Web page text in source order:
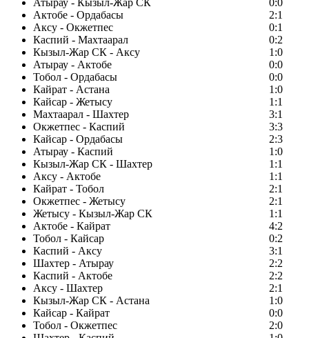
Атырау - Кызыл-Жар СК
0:0
Актобе - Ордабасы
2:1
Аксу - Окжетпес
0:1
Каспий - Махтаарал
0:2
Кызыл-Жар СК - Аксу
1:0
Атырау - Актобе
0:0
Тобол - Ордабасы
0:0
Кайрат - Астана
1:0
Кайсар - Жетысу
1:1
Махтаарал - Шахтер
3:1
Окжетпес - Каспий
3:3
Кайсар - Ордабасы
2:3
Атырау - Каспий
1:0
Кызыл-Жар СК - Шахтер
1:1
Аксу - Актобе
1:1
Кайрат - Тобол
2:1
Окжетпес - Жетысу
2:1
Жетысу - Кызыл-Жар СК
1:1
Актобе - Кайрат
4:2
Тобол - Кайсар
0:2
Каспий - Аксу
3:1
Шахтер - Атырау
2:2
Каспий - Актобе
2:2
Аксу - Шахтер
2:1
Кызыл-Жар СК - Астана
1:0
Кайсар - Кайрат
0:0
Тобол - Окжетпес
2:0